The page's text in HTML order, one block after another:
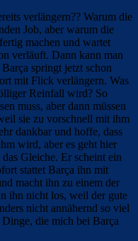
verlängern?? Warum die
Job, aber warum die
machen und wartet
verläuft. Dann kann man
springt jetzt schon
mit Flick verlängern. Was
Reinfall wird? So
muss, aber dann müssen
sie zu vorschnell mit ihm
dankbar und hoffe, dass
wird, aber es geht hier
Gleiche. Er scheint ein
stattet Barça ihn mit
macht ihn zu einem der
ihn nicht los, weil der gute
nicht annähernd so viel
die mich bei Barça